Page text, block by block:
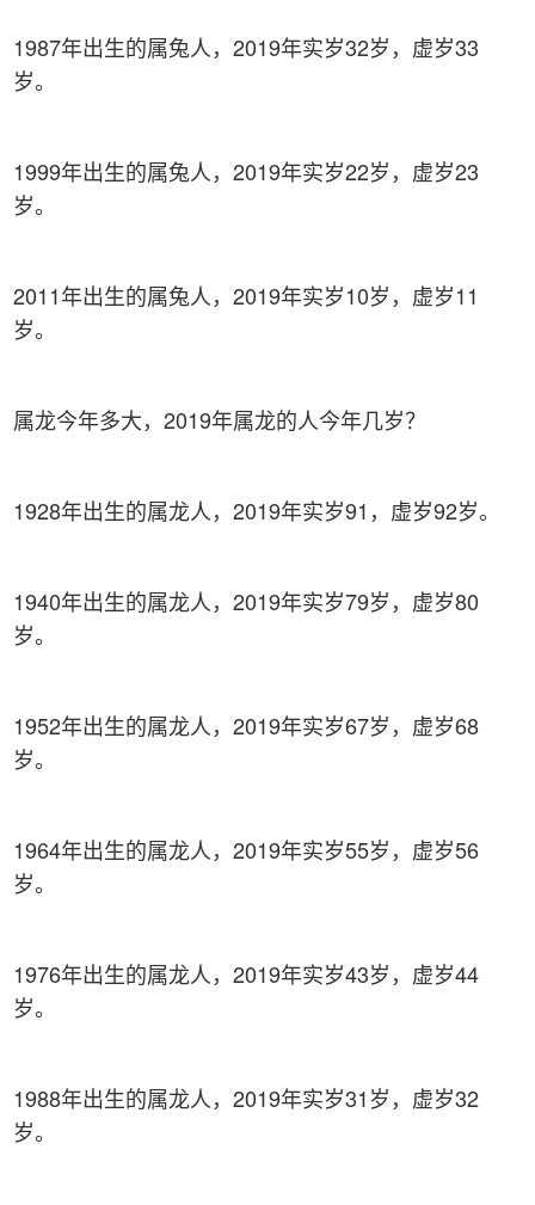
1987年出生的属兔人，2019年实岁32岁，虚岁33
岁。
1999年出生的属兔人，2019年实岁22岁，虚岁23
岁。
2011年出生的属兔人，2019年实岁10岁，虚岁11
岁。
属龙今年多大，2019年属龙的人今年几岁？
1928年出生的属龙人，2019年实岁91，虚岁92岁。
1940年出生的属龙人，2019年实岁79岁，虚岁80
岁。
1952年出生的属龙人，2019年实岁67岁，虚岁68
岁。
1964年出生的属龙人，2019年实岁55岁，虚岁56
岁。
1976年出生的属龙人，2019年实岁43岁，虚岁44
岁。
1988年出生的属龙人，2019年实岁31岁，虚岁32
岁。